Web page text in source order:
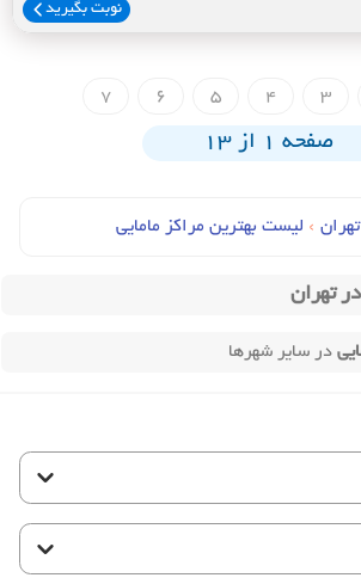
نوبت بگیرید
3
4
5
6
7
صفحه 1 از 13
› لیست بهترین مراکز مامایی
تهران
در سایر شهرها